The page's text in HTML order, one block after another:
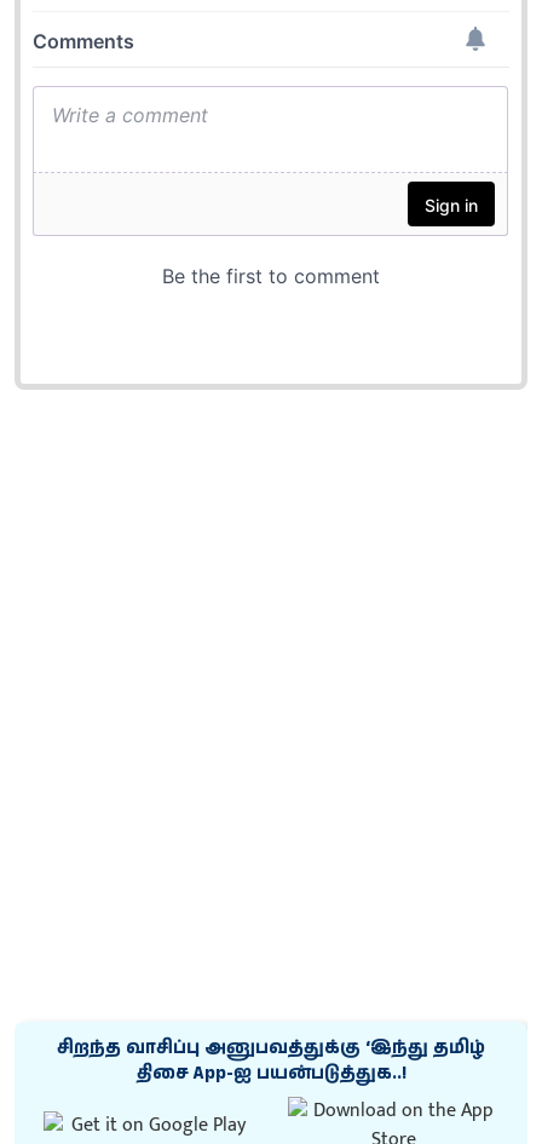
சிறந்த வாசிப்பு அனுபவத்துக்கு ‘இந்து தமிழ்
திசை App-ஐ பயன்படுத்துக..!